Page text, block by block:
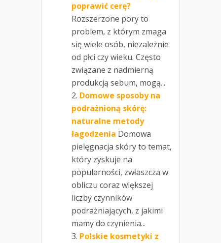
poprawić cerę?
Rozszerzone pory to
problem, z którym zmaga
się wiele osób, niezależnie
od płci czy wieku. Często
związane z nadmierną
produkcją sebum, mogą...
Domowe sposoby na
podrażnioną skórę:
naturalne metody
łagodzenia Domowa
pielęgnacja skóry to temat,
który zyskuje na
popularności, zwłaszcza w
obliczu coraz większej
liczby czynników
podrażniających, z jakimi
mamy do czynienia...
Polskie kosmetyki z